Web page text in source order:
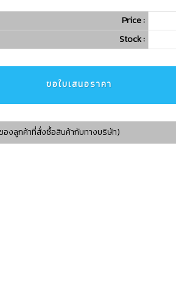
Price :
Stock :
ขอใบเสนอราคา
องลูกค้าที่สั่งซื้อสินค้ากับทางบริษัท)​